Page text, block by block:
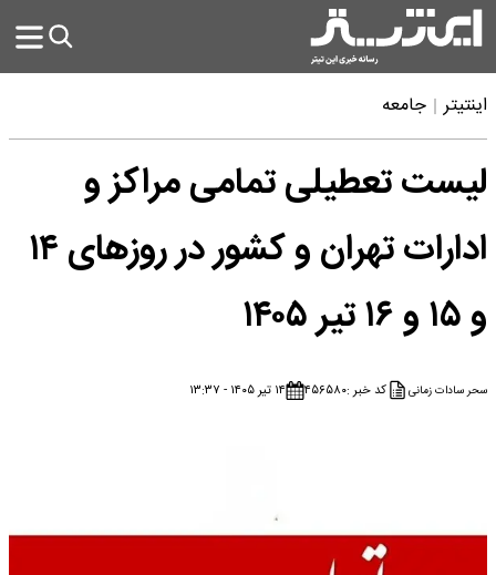
اینتیتر جامعه
لیست تعطیلی تمامی مراکز و
ادارات تهران و کشور در روزهای ۱۴
و ۱۵ و ۱۶ تیر ۱۴۰۵
سحر سادات زمانی کد خبر :۴۵۶۵۸۰ ۱۴ تیر ۱۴۰۵ - ۱۳:۳۷